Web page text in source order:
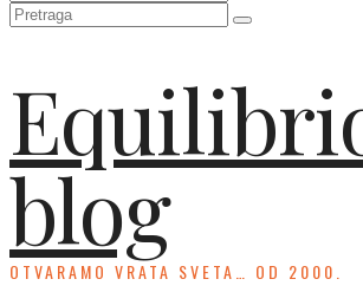
blog
OTVARAMO VRATA SVETA… OD 2000.